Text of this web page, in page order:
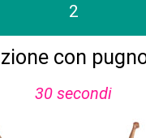
2
con
30 secondi